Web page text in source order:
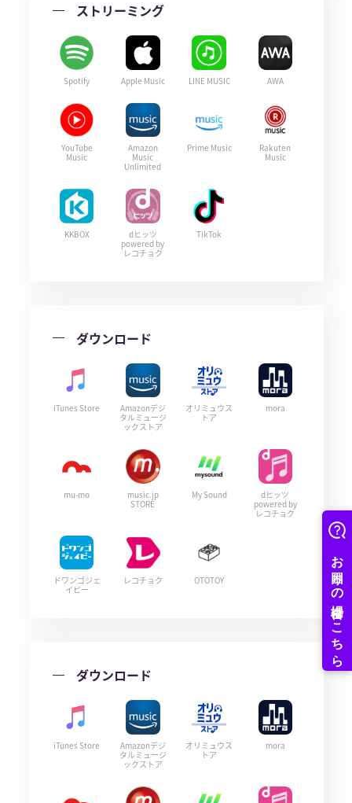
ストリーミング
Spotify Apple Music LINE MUSIC AWA
YouTube
Music
Amazon
Music
Unlimited
Prime Music
Rakuten
Music
KKBOX
dヒッツ
powered by
レコチョク
TikTok
ダウンロード
iTunes Store
Amazonデジ
タルミュージ
ックストア
オリミュウス
トア
mora
mu-mo
music.jp
STORE
My Sound
dヒッツ
powered by
レコチョク
ドワンゴジェ
イピー
レコチョク OTOTOY
ダウンロード
iTunes Store
Amazonデジ
タルミュージ
ックストア
オリミュウス
トア
mora